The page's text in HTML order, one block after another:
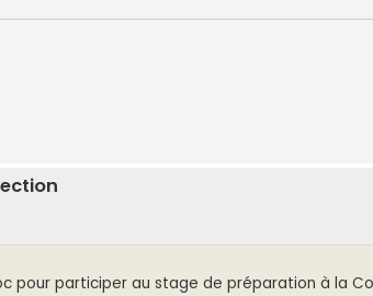
pour participer au stage de préparation à la